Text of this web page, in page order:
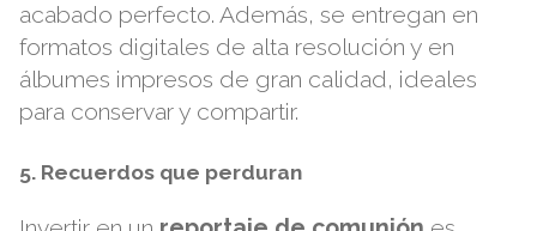
acabado perfecto. Además, se entregan en
formatos digitales de alta resolución y en
álbumes impresos de gran calidad, ideales
para conservar y compartir.
5. Recuerdos que perduran